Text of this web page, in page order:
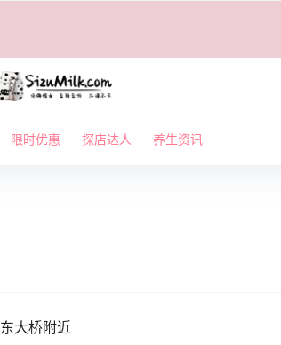
限时优惠 探店达人 养生资讯
东大桥附近